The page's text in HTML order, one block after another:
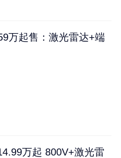
万起售：激光雷达+端
万起 800V+激光雷